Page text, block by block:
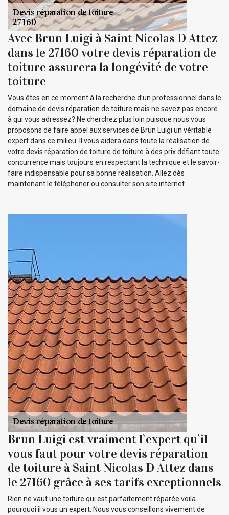
Avec Brun Luigi à Saint Nicolas D Attez
dans le 27160 votre devis réparation de
toiture assurera la longévité de votre
toiture
Vous êtes en ce moment à la recherche d’un professionnel dans le
domaine de devis réparation de toiture mais ne savez pas encore
à qui vous adressez? Ne cherchez plus loin puisque nous vous
proposons de faire appel aux services de Brun Luigi un véritable
expert dans ce milieu. Il vous aidera dans toute la réalisation de
votre devis réparation de toiture de toiture à des prix défiant toute
concurrence mais toujours en respectant la technique et le savoir-
faire indispensable pour sa bonne réalisation. Allez dès
maintenant le téléphoner ou consulter son site internet.
Brun Luigi est vraiment l`expert qu`il
vous faut pour votre devis réparation
de toiture à Saint Nicolas D Attez dans
le 27160 grâce à ses tarifs exceptionnels
Rien ne vaut une toiture qui est parfaitement réparée voila
pourquoi il vous un expert. Nous vous conseillons vivement de